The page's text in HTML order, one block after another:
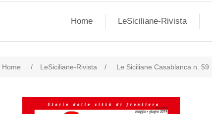
Home LeSiciliane-Rivista
Home / LeSiciliane-Rivista / Le Siciliane Casablanca n. 59